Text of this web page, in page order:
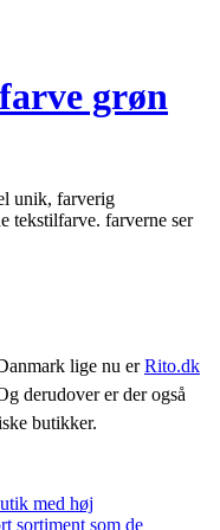
grøn
unik, farverig
tekstilfarve. farverne ser
lige nu erRito.dk
derudover er der også
butikker.
med høj
sortiment som de